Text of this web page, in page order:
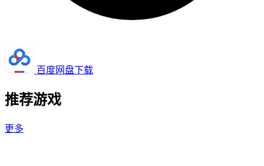
百度网盘下载
推荐游戏
更多